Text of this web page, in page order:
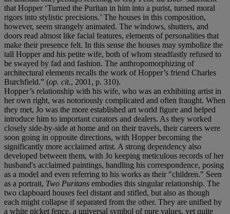
that Hopper ‘Turned the Puritan in him into a purist, turned moral
rigors into stylistic precisions.’ The houses in this composition,
however, seem strangely animated. The windows, shutters, and
doors read almost like facial features, elements of personalities that
make their presence felt. In this sense the houses may symbolize the
tall Hopper and his petite wife, both of whom steadfastly refused to
be swayed by fad and fashion. The anthropomorphizing of
architectural elements recalls the work of Hopper’s friend Charles
Burchfield.” (op. cit., 2001, p. 310).
Hopper’s relationship with his wife, who was an exhibiting artist in
her own right, was notoriously complicated and often fraught. When
they met, Jo was the more established art world figure and helped
introduce him to important curators and dealers. As they worked
closely side-by-side at home and on their travels, their careers were
soon going in opposite directions, with Hopper becoming the
significantly more acclaimed artist. A strong dependency also
developed between them, with Jo keeping meticulous records of her
husband's acclaimed paintings, handling his correspondence, posing
as a model and even referring to his works as their "children." Seen
as a portrait, Two Puritans embodies this singular relationship. The
two clapboard houses feel distant and stifled, but also as though
each might collapse if separated from the other. They are unified by
a white picket fence, a universal symbol of pure values, yet quite